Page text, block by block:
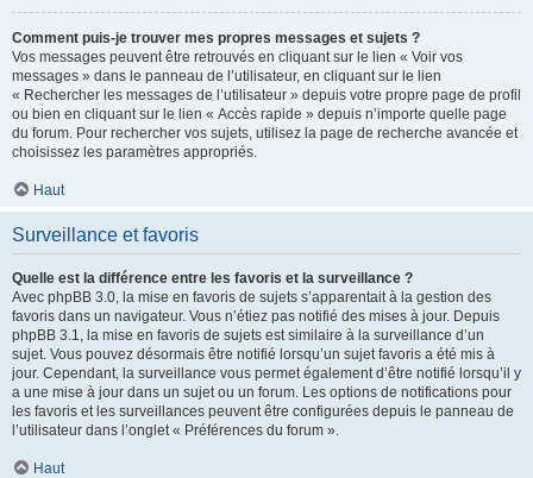
Comment puis-je trouver mes propres messages et sujets ?
Vos messages peuvent être retrouvés en cliquant sur le lien « Voir vos
messages » dans le panneau de l’utilisateur, en cliquant sur le lien
« Rechercher les messages de l’utilisateur » depuis votre propre page de profil
ou bien en cliquant sur le lien « Accès rapide » depuis n’importe quelle page
du forum. Pour rechercher vos sujets, utilisez la page de recherche avancée et
choisissez les paramètres appropriés.
Haut
Surveillance et favoris
Quelle est la différence entre les favoris et la surveillance ?
Avec phpBB 3.0, la mise en favoris de sujets s’apparentait à la gestion des
favoris dans un navigateur. Vous n’étiez pas notifié des mises à jour. Depuis
phpBB 3.1, la mise en favoris de sujets est similaire à la surveillance d’un
sujet. Vous pouvez désormais être notifié lorsqu’un sujet favoris a été mis à
jour. Cependant, la surveillance vous permet également d’être notifié lorsqu’il y
a une mise à jour dans un sujet ou un forum. Les options de notifications pour
les favoris et les surveillances peuvent être configurées depuis le panneau de
l’utilisateur dans l’onglet « Préférences du forum ».
Haut